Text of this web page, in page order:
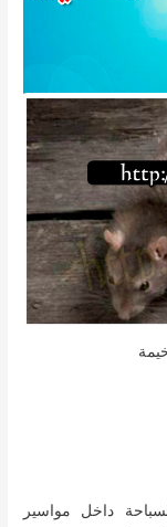
داخل مواسير